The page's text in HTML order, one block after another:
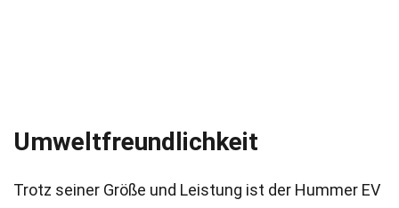
Umweltfreundlichkeit
Trotz seiner Größe und Leistung ist der Hummer EV